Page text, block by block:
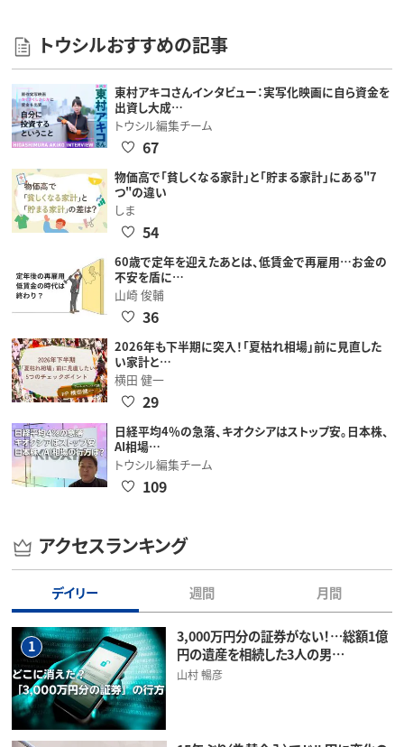
トウシルおすすめの記事
東村アキコさんインタビュー：実写化映画に自ら資金を
出資し大成…
トウシル編集チーム
67
物価高で「貧しくなる家計」と「貯まる家計」にある"7
つ"の違い
しま
54
60歳で定年を迎えたあとは、低賃金で再雇用…お金の
不安を盾に…
山崎 俊輔
36
2026年も下半期に突入！「夏枯れ相場」前に見直した
い家計と…
横田 健一
29
日経平均4％の急落、キオクシアはストップ安。日本株、
AI相場…
トウシル編集チーム
109
アクセスランキング
デイリー 週間 月間
1
3,000万円分の証券がない！…総額1億
円の遺産を相続した3人の男…
山村 暢彦